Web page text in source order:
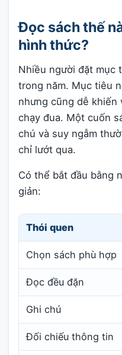
Đọc sách thế
hình thức?
Nhiều người đặt mục
trong năm. Mục tiêu
nhưng cũng dễ
chạy đua. Một cuốn
chú và suy ngẫm
chỉ lướt qua.
Có thể bắt đầu bằng
giản:
Thói quen
Chọn sách phù hợp
Đọc đều đặn
Ghi chú
Đối chiếu thông tin